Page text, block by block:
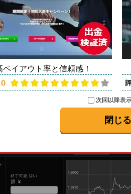
ペイアウト率と信頼感！
次回以降表
閉じる
ついて
説
上部の を選択。